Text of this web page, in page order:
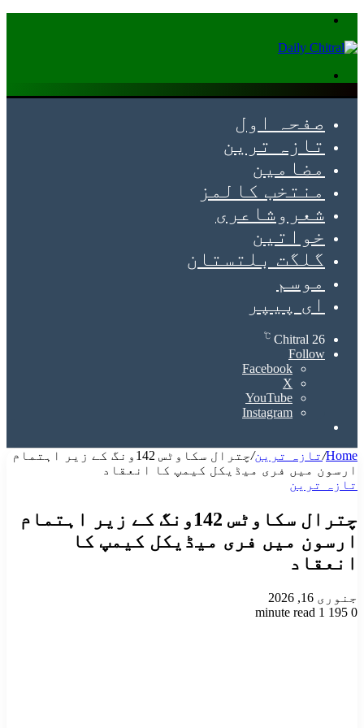
صفحہ اول
تازہ ترین
مضامین
منتخب کالمز
شعروشاعری
خواتین
گلگت بلتستان
موسم
ای پیپر
Chitral 26
℃
Follow
Facebook
X
YouTube
Instagram
Home
/تازہ ترین/
چترال سکاوٹس 142ونگ کے زیر اہتمام
ارسون میں فری میڈیکل کیمپ کا انعقاد
تازہ ترین
چترال سکاوٹس 142ونگ کے زیر اہتمام
ارسون میں فری میڈیکل کیمپ کا
انعقاد
جنوری 16, 2026
0
1 minute read